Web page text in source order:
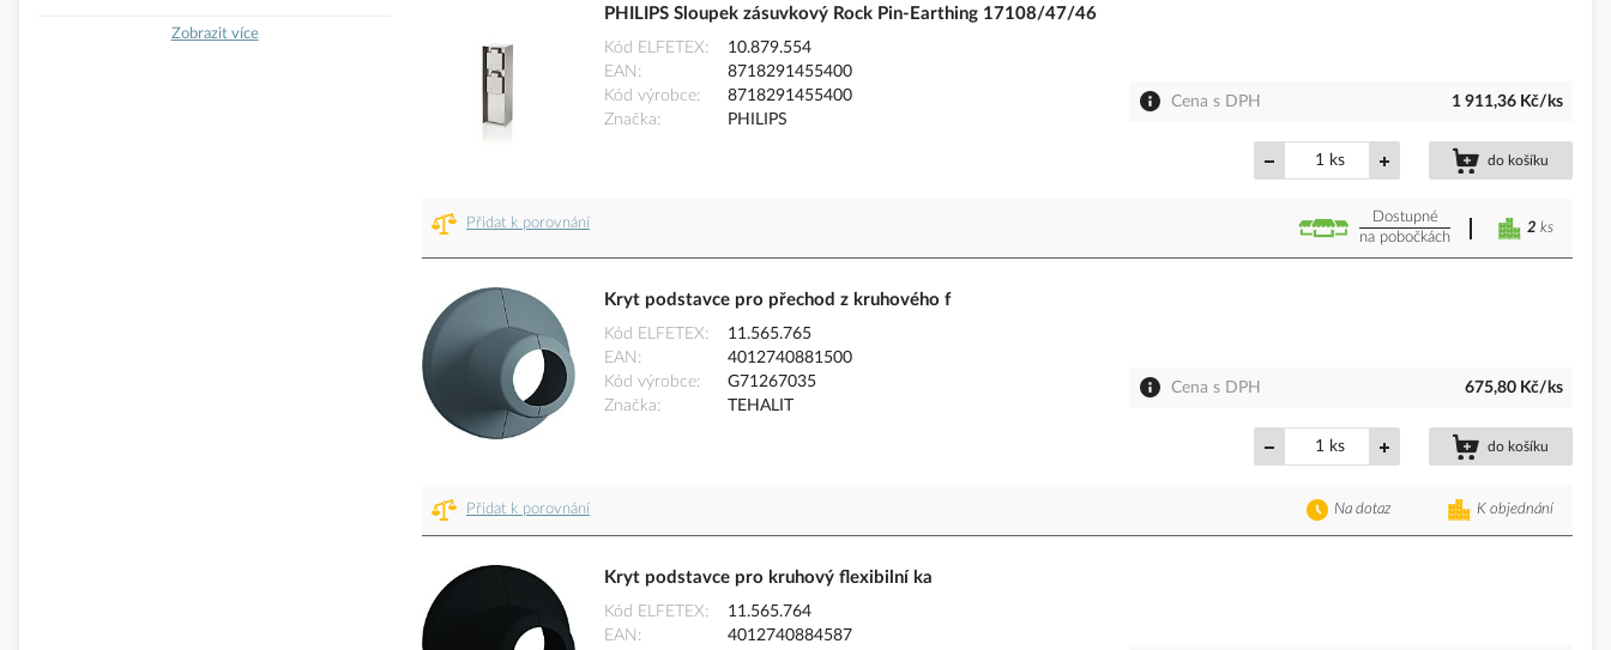
PHILIPS Sloupek zásuvkový Rock Pin-Earthing 17108/47/46
Kód ELFETEX
10.879.554
EAN
8718291455400
Kód výrobce
8718291455400
Značka
PHILIPS
Cena s DPH 1 911,36 Kč/ks
ks do košíku
Přidat k porovnání
Dostupné
na pobočkách
2 ks
Kryt podstavce pro přechod z kruhového f
Kód ELFETEX
11.565.765
EAN
4012740881500
Kód výrobce
G71267035
Značka
TEHALIT
Cena s DPH 675,80 Kč/ks
ks do košíku
Přidat k porovnání K objednání
Na dotaz
Kryt podstavce pro kruhový flexibilní ka
Kód ELFETEX
11.565.764
EAN
4012740884587
Zobrazit více